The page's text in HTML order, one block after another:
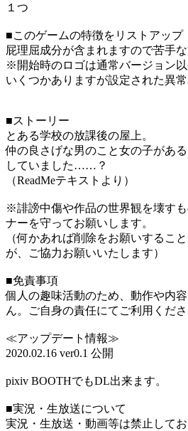
１つ
■このゲームの特徴をリストアップ
屁理屈成分が含まれますので苦手
※開始時のロゴは通常バージョン
いくつかありますが設定された異常
■ストーリー
とある学校の放課後の屋上。
仲の良さげな男のこと女の子があ
していました……？
（ReadMeテキストより）
※誹謗中傷や作品の世界観を壊す
ナーを守ってお願いします。
（何かあれば削除をお願いするこ
が、ご協力お願いいたします）
■免責事項
個人の趣味活動のため、動作や内
ん。ご自身の責任にてご利用くださ
≪アップデート情報≫
2020.02.16 ver0.1 公開
pixiv BOOTHでもDL出来ます。
■実況・生放送について
実況・生放送・動画等は禁止して